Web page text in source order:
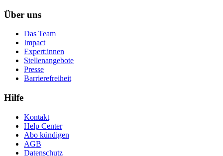
Über uns
Das Team
Impact
Expert:innen
Stellenangebote
Presse
Barrierefreiheit
Hilfe
Kontakt
Help Center
Abo kündigen
AGB
Datenschutz